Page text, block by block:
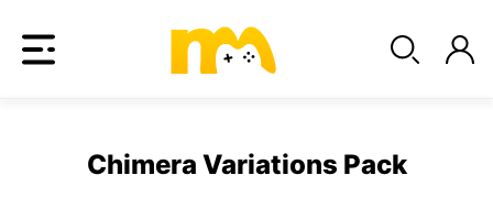
Chimera Variations Pack